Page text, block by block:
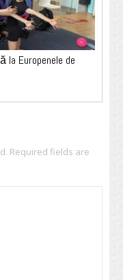
la Europenele de
Required fields are